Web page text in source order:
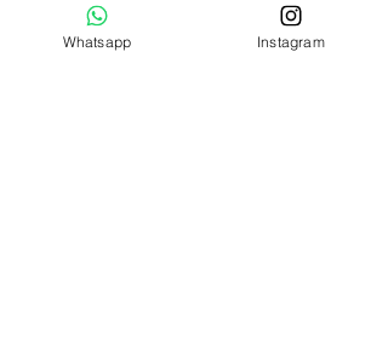
Whatsapp Instagram